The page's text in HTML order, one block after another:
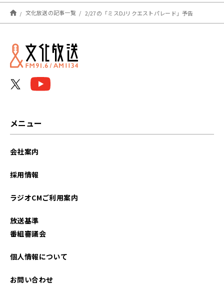
文化放送の記事一覧 2/27の「ミスDJリクエストパレード」予告
メニュー
会社案内
採用情報
ラジオCMご利用案内
放送基準
番組審議会
個人情報について
お問い合わせ